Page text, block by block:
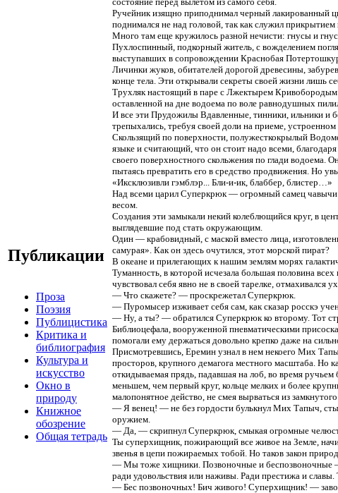
Публикации
Проза
Поэзия
Публицистика
Критика и
библиография
Культура и
искусство
Окно в
природу
Книжное
обозрение
Общая тетрадь
Ручейник изящно приподнимал черный лакированный
поднимался не над головой, так как служил
Много там еще кружилось разной нечисти: гнусы и
Пухлоспинный, подкорный житель, с вожделением
выступавших в сопровождении Краснобая
Личинки жуков, обитателей дорогой древесины,
конце тела. Эти открывали секреты своей жизни лишь
Трухляк настоящий в паре с Лжектырем
оставленной на дне водоема по воле равнодушных
И все эти Прудожилы Вдавленные, тинники, ильники и
трепыхались, требуя своей доли на приеме,
Скользящий по поверхности, полужесткокрылый
языке и считающий, что он стоит надо всеми,
своего поверхностного скольжения по глади водоема.
пытаясь превратить его в средство продвижения. Но
«Иксклюзивли гэмблэр... Бли-и-ик, блаббер, блистер…»
Над всеми царил Суперкрюк — огромный самец
весом.
Создания эти замыкали некий колеблющийся круг, в
выглядевшие под стать окружающим.
Один — крабовидный, с маской вместо лица,
самурая». Как он здесь очутился, этот морской пират?
В океане и прилегающих к нашим землям морях
Туманность, в которой исчезала большая половина
чувствовал себя явно не в своей тарелке, отмахивался
— Что скажете? — проскрежетал Суперкрюк.
— Пуромысер изживает себя сам, как сказар росскэ
— Ну, а ты? — обратился Суперкрюк ко второму. Тот
Библиоцефала, вооруженной пневматическими
помогали ему держаться довольно крепко даже на
Присмотревшись, Еремин узнал в нем некоего Мих
просторов, крупного демагога местного масштаба. Но
откидываемая прядь, падавшая на лоб, во время
меньшем, чем первый круг, кольце мелких и более
малопонятное действо, не смея вырваться из
— Я венец! — не без гордости булькнул Мих Тапыч,
оружием.
— Да, — скрипнул Суперкрюк, смыкая огромные
Ты суперхищник, пожирающий все живое на Земле,
звенья в цепи пожираемых тобой. Но таков закон
— Мы тоже хищники. Позвоночные и беспозвоночные
ради удовольствия или наживы. Ради престижа и
— Бес позвоночных! Бич живого! Суперхищник! —